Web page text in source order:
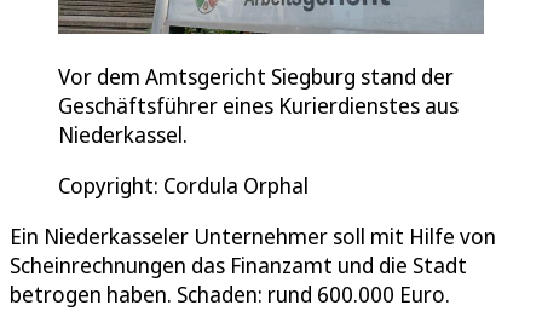
Vor dem Amtsgericht Siegburg stand der
Geschäftsführer eines Kurierdienstes aus
Niederkassel.
Copyright: Cordula Orphal
Ein Niederkasseler Unternehmer soll mit Hilfe von
Scheinrechnungen das Finanzamt und die Stadt
betrogen haben. Schaden: rund 600.000 Euro.